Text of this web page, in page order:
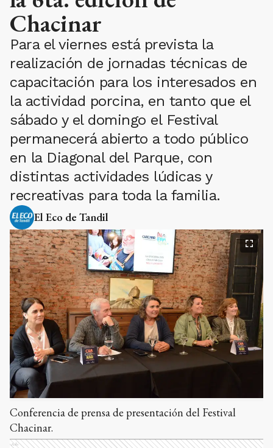
Chacinar
Para el viernes está prevista la
realización de jornadas técnicas de
capacitación para los interesados en
la actividad porcina, en tanto que el
sábado y el domingo el Festival
permanecerá abierto a todo público
en la Diagonal del Parque, con
distintas actividades lúdicas y
recreativas para toda la familia.
El Eco de Tandil
Conferencia de prensa de presentación del Festival
Chacinar.
Ads